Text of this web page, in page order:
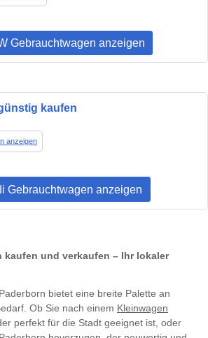
Gebrauchtwagen anzeigen
kaufen
anzeigen
Gebrauchtwagen anzeigen
kaufen und verkaufen – Ihr lokaler
bietet eine breite Palette an
Ob Sie nach einem Kleinwagen
perfekt für die Stadt geeignet ist, oder